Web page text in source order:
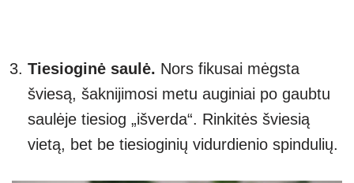
Tiesioginė saulė. Nors fikusai mėgsta
šviesą, šaknijimosi metu auginiai po gaubtu
saulėje tiesiog „išverda“. Rinkitės šviesią
vietą, bet be tiesioginių vidurdienio spindulių.